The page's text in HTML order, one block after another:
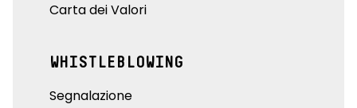
Carta dei Valori
WHISTLEBLOWING
Segnalazione